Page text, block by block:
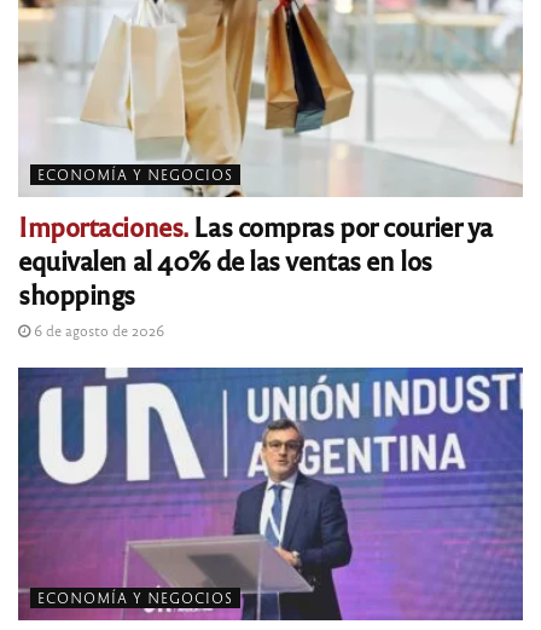
ECONOMÍA Y NEGOCIOS
Importaciones.Las compras por courier ya
equivalen al 40% de las ventas en los
shoppings
6 de agosto de 2026
ECONOMÍA Y NEGOCIOS